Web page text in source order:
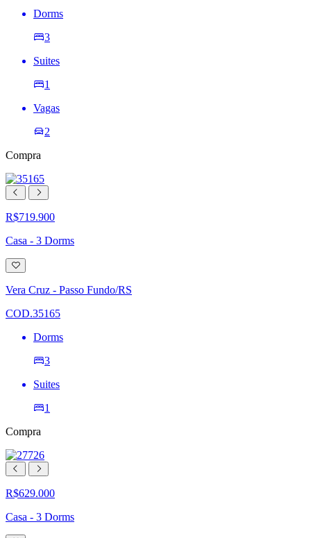
Dorms
3
Suites
1
Vagas
2
Compra
R$719.900
Casa - 3 Dorms
Adicionar
à
lista
de
Vera Cruz - Passo Fundo/RS
COD.35165
Dorms
3
Suites
1
Compra
R$629.000
Casa - 3 Dorms